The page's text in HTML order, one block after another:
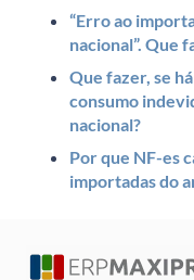
“Erro ao
nacional”. Que
Que fazer, se
consumo
nacional?
Por que NF-es
importadas do